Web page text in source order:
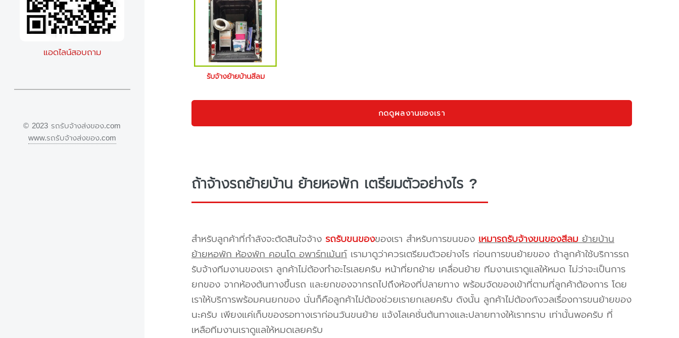
รับจ้างย้ายบ้านสีลม
กดดูผลงานของเรา
ถ้าจ้างรถย้ายบ้าน ย้ายหอพัก เตรียมตัวอย่างไร ?
สำหรับลูกค้าที่กำลังจะตัดสินใจจ้าง รถรับขนของของเรา สำหรับการขนของ เหมารถรับจ้างขนของสีลมย้ายบ้าน
ย้ายหอพัก ห้องพัก คอนโด อพาร์ทเม้นท์เรามาดูว่าควรเตรียมตัวอย่างไร ก่อนการขนย้ายของ ถ้าลูกค้าใช้บริการรถ
รับจ้างทีมงานของเรา ลูกค้าไม่ต้องทำอะไรเลยครับ หน้าที่ยกย้าย เคลื่อนย้าย ทีมงานเราดูแลให้หมด ไม่ว่าจะเป็นการ
ยกของ จากห้องต้นทางขึ้นรถ และยกของจากรถไปถึงห้องที่ปลายทาง พร้อมจัดของเข้าที่ตามที่ลูกค้าต้องการ โดย
เราให้บริการพร้อมคนยกของ นั่นก็คือลูกค้าไม่ต้องช่วยเรายกเลยครับ ดังนั้น ลูกค้าไม่ต้องกังวลเรื่องการขนย้ายของ
นะครับ เพียงแค่เก็บของรอทางเราก่อนวันขนย้าย แจ้งโลเคชั่นต้นทางและปลายทางให้เราทราบ เท่านั้นพอครับ ที่
เหลือทีมงานเราดูแลให้หมดเลยครับ
แอดไลน์สอบถาม
© 2023 รถรับจ้างส่งของ.com
www.รถรับจ้างส่งของ.com